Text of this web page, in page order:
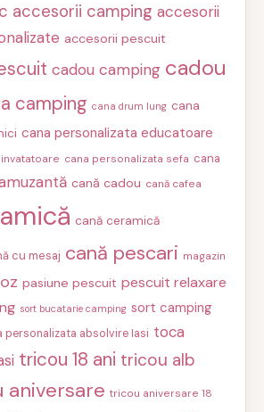
accesorii camping accesorii
accesorii pescuit
cadou camping cadou
camping cana drum lung cana
cana personalizata educatoare
cana personalizata sefa cana
cană cadou cană cafea
cană ceramică
cu mesaj cană pescari magazin
pasiune pescuit pescuit relaxare
sort bucatarie camping sort camping
personalizata absolvire Iasi toca
tricou 18 ani tricou alb
aniversare tricou aniversare 18